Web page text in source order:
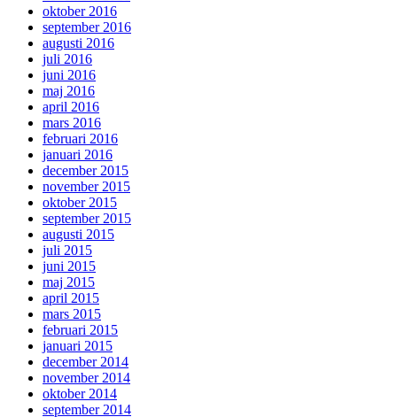
oktober 2016
september 2016
augusti 2016
juli 2016
juni 2016
maj 2016
april 2016
mars 2016
februari 2016
januari 2016
december 2015
november 2015
oktober 2015
september 2015
augusti 2015
juli 2015
juni 2015
maj 2015
april 2015
mars 2015
februari 2015
januari 2015
december 2014
november 2014
oktober 2014
september 2014